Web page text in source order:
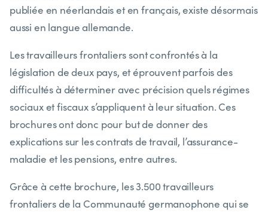
publiée en néerlandais et en français, existe désormais
aussi en langue allemande.
Les travailleurs frontaliers sont confrontés à la
législation de deux pays, et éprouvent parfois des
difficultés à déterminer avec précision quels régimes
sociaux et fiscaux s’appliquent à leur situation. Ces
brochures ont donc pour but de donner des
explications sur les contrats de travail, l’assurance-
maladie et les pensions, entre autres.
Grâce à cette brochure, les 3.500 travailleurs
frontaliers de la Communauté germanophone qui se